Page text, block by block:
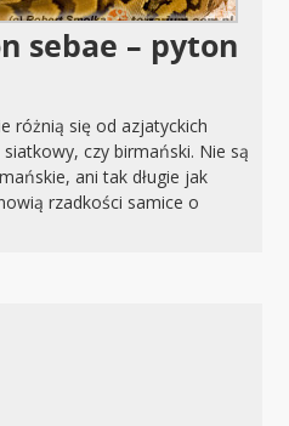
sebae – pyton
różnią się od azjatyckich
czy birmański. Nie są
ani tak długie jak
rzadkości samice o